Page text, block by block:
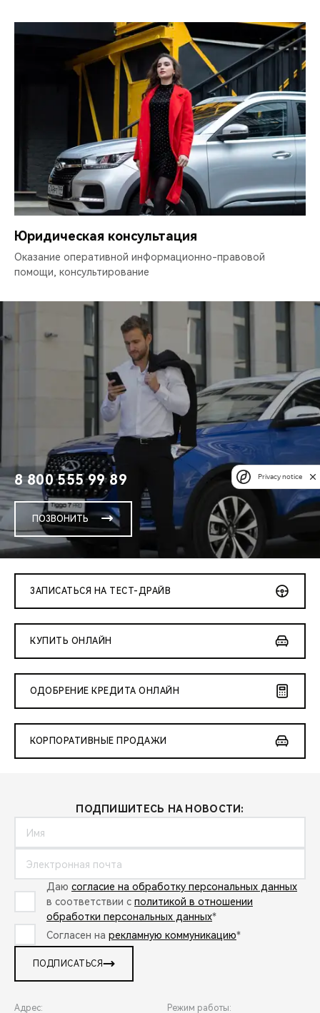
Юридическая консультация
Оказание оперативной информационно-правовой
помощи, консультирование
8 800 555 99 89
ПОЗВОНИТЬ
ЗАПИСАТЬСЯ НА ТЕСТ-ДРАЙВ
КУПИТЬ ОНЛАЙН
ОДОБРЕНИЕ КРЕДИТА ОНЛАЙН
КОРПОРАТИВНЫЕ ПРОДАЖИ
ПОДПИШИТЕСЬ НА НОВОСТИ:
Даю согласие на обработку персональных данных
в соответствии с политикой в отношении
обработки персональных данных*
Согласен на рекламную коммуникацию*
ПОДПИСАТЬСЯ
Адрес: Режим работы:
Privacy notice